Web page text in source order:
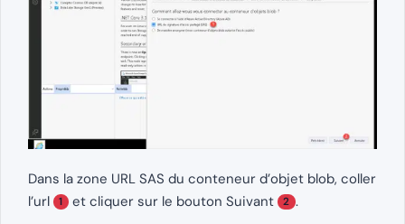
Dans la zone URL SAS du conteneur d’objet blob, coller
l’url
1 et cliquer sur le bouton Suivant 2 .